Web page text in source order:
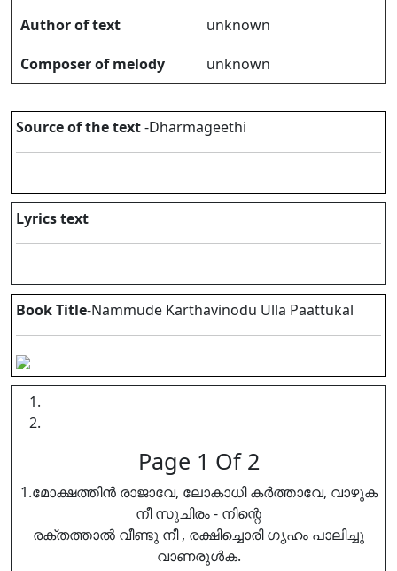
Author of text
unknown
Composer of melody
unknown
Source of the text-Dharmageethi
Lyrics text
Book Title-Nammude Karthavinodu Ulla Paattukal
Page 1 Of 2
1.മോക്ഷത്തിൻ രാജാവേ, ലോകാധി കർത്താവേ, വാഴുക
നീ സുചിരം - നിന്റെ
രക്തത്താൽ വീണ്ടു നീ , രക്ഷിച്ചൊരി ഗൃഹം പാലിച്ചു
വാണരുൾക.